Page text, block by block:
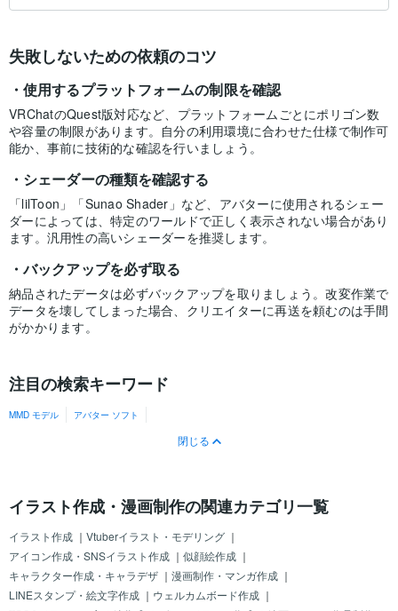
失敗しないための依頼のコツ
使用するプラットフォームの制限を確認
VRChatのQuest版対応など、プラットフォームごとにポリゴン数
や容量の制限があります。自分の利用環境に合わせた仕様で制作可
能か、事前に技術的な確認を行いましょう。
シェーダーの種類を確認する
「lilToon」「Sunao Shader」など、アバターに使用されるシェー
ダーによっては、特定のワールドで正しく表示されない場合があり
ます。汎用性の高いシェーダーを推奨します。
バックアップを必ず取る
納品されたデータは必ずバックアップを取りましょう。改変作業で
データを壊してしまった場合、クリエイターに再送を頼むのは手間
がかかります。
注目の検索キーワード
MMD モデル アバター ソフト
閉じる
イラスト作成・漫画制作の関連カテゴリ一覧
イラスト作成 ｜ Vtuberイラスト・モデリング ｜
アイコン作成・SNSイラスト作成 ｜ 似顔絵作成 ｜
キャラクター作成・キャラデザ ｜ 漫画制作・マンガ作成 ｜
LINEスタンプ・絵文字作成 ｜ ウェルカムボード作成 ｜